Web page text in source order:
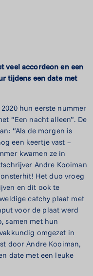
veel accordeon en een
tijdens een date met
hun eerste nummer
“Een nacht alleen”. De
“Als de morgen is
een keertje vast –
kwamen ze in
Andre Kooiman
Het duo vroeg
en dit ook te
catchy plaat met
voor de plaat werd
samen met hun
omgezet in
door Andre Kooiman,
date met een leuke